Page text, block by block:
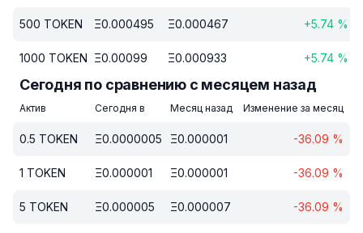
500 TOKEN Ξ0.000495 Ξ0.000467 +5.74 %
1000 TOKEN Ξ0.00099 Ξ0.000933 +5.74 %
Сегодня по сравнению с месяцем назад
Актив Сегодня в Месяц назад Изменение за месяц
0.5 TOKEN Ξ0.0000005 Ξ0.000001 -36.09 %
1 TOKEN Ξ0.000001 Ξ0.000001 -36.09 %
5 TOKEN Ξ0.000005 Ξ0.000007 -36.09 %